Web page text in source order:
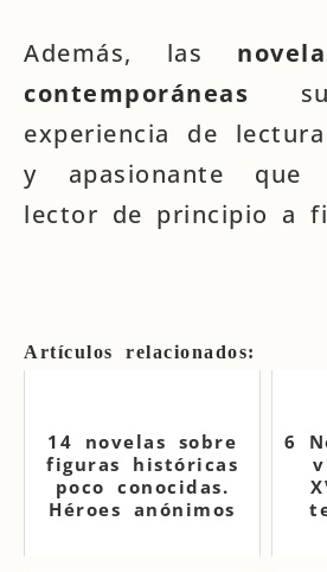
Además, las
contemporáneas
experiencia de
y apasionante que
lector de principio a
Artículos relacionados:
14 novelas sobre
figuras históricas
poco conocidas.
Héroes anónimos
6